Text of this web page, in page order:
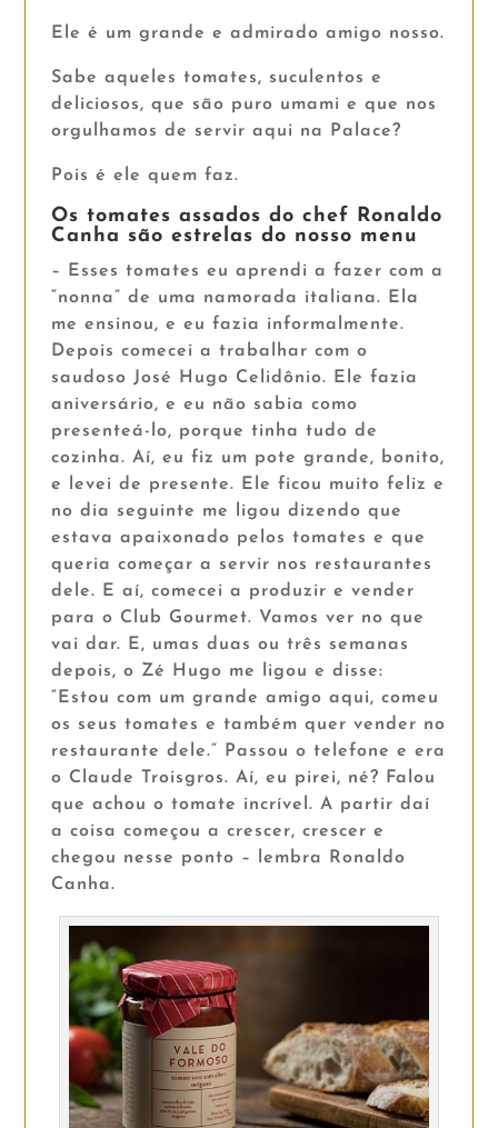
Ele é um grande e admirado amigo nosso.
Sabe aqueles tomates, suculentos e
deliciosos, que são puro umami e que nos
orgulhamos de servir aqui na Palace?
Pois é ele quem faz.
Os tomates assados do chef Ronaldo
Canha são estrelas do nosso menu
– Esses tomates eu aprendi a fazer com a
“nonna” de uma namorada italiana. Ela
me ensinou, e eu fazia informalmente.
Depois comecei a trabalhar com o
saudoso José Hugo Celidônio. Ele fazia
aniversário, e eu não sabia como
presenteá-lo, porque tinha tudo de
cozinha. Aí, eu fiz um pote grande, bonito,
e levei de presente. Ele ficou muito feliz e
no dia seguinte me ligou dizendo que
estava apaixonado pelos tomates e que
queria começar a servir nos restaurantes
dele. E aí, comecei a produzir e vender
para o Club Gourmet. Vamos ver no que
vai dar. E, umas duas ou três semanas
depois, o Zé Hugo me ligou e disse:
“Estou com um grande amigo aqui, comeu
os seus tomates e também quer vender no
restaurante dele.” Passou o telefone e era
o Claude Troisgros. Aí, eu pirei, né? Falou
que achou o tomate incrível. A partir daí
a coisa começou a crescer, crescer e
chegou nesse ponto – lembra Ronaldo
Canha.